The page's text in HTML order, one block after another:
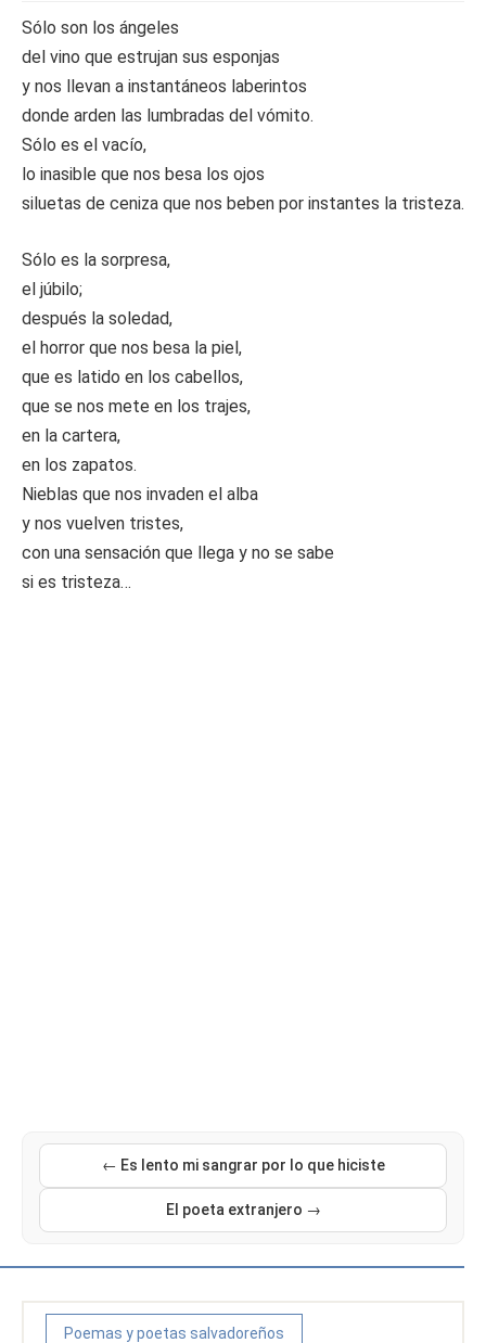
Sólo son los ángeles
del vino que estrujan sus esponjas
y nos llevan a instantáneos laberintos
donde arden las lumbradas del vómito.
Sólo es el vacío,
lo inasible que nos besa los ojos
siluetas de ceniza que nos beben por instantes la tristeza.
Sólo es la sorpresa,
el júbilo;
después la soledad,
el horror que nos besa la piel,
que es latido en los cabellos,
que se nos mete en los trajes,
en la cartera,
en los zapatos.
Nieblas que nos invaden el alba
y nos vuelven tristes,
con una sensación que llega y no se sabe
si es tristeza…
← Es lento mi sangrar por lo que hiciste
El poeta extranjero →
Poemas y poetas salvadoreños